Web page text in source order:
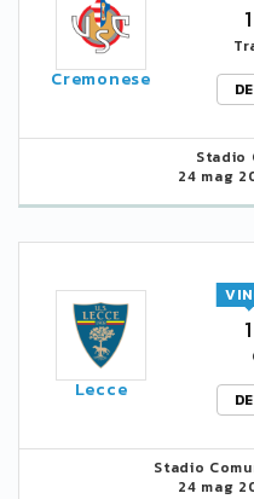
Cremonese
1
Stadio
24 mag
Lecce
1
Stadio
24 mag